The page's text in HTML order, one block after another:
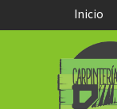
Inicio